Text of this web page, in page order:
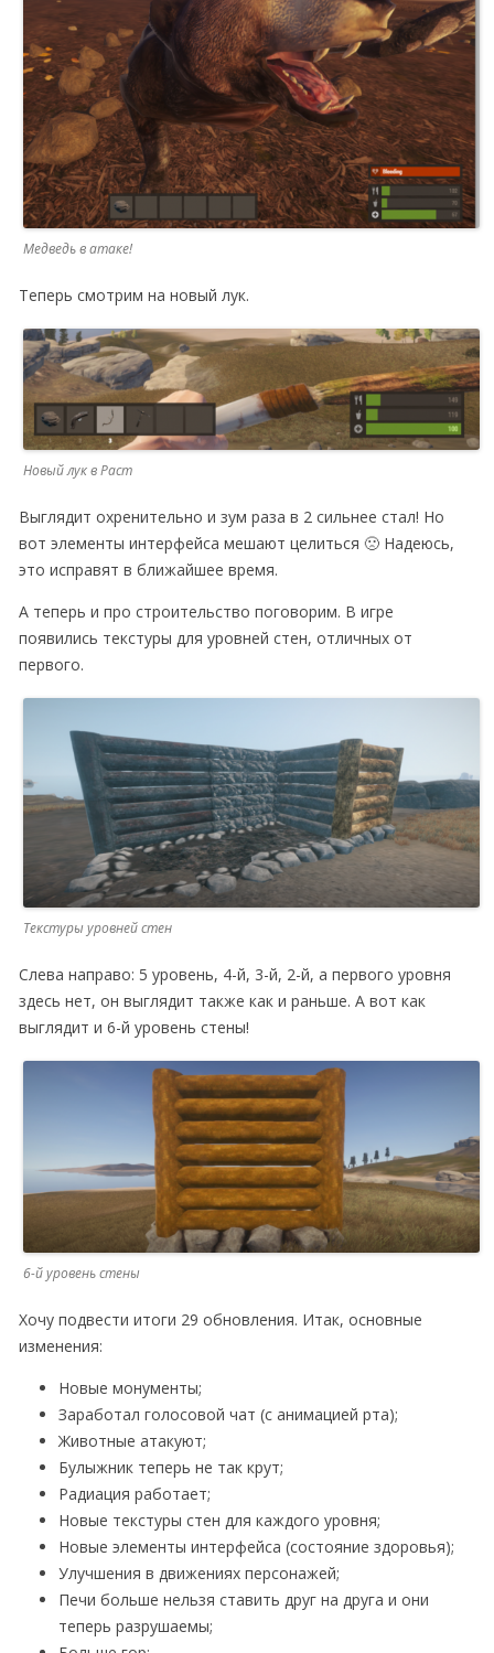
Медведь в атаке!
Теперь смотрим на новый лук.
Новый лук в Раст
Выглядит охренительно и зум раза в 2 сильнее стал! Но
вот элементы интерфейса мешают целиться 🙁 Надеюсь,
это исправят в ближайшее время.
А теперь и про строительство поговорим. В игре
появились текстуры для уровней стен, отличных от
первого.
Текстуры уровней стен
Слева направо: 5 уровень, 4-й, 3-й, 2-й, а первого уровня
здесь нет, он выглядит также как и раньше. А вот как
выглядит и 6-й уровень стены!
6-й уровень стены
Хочу подвести итоги 29 обновления. Итак, основные
изменения:
Новые монументы;
Заработал голосовой чат (с анимацией рта);
Животные атакуют;
Булыжник теперь не так крут;
Радиация работает;
Новые текстуры стен для каждого уровня;
Новые элементы интерфейса (состояние здоровья);
Улучшения в движениях персонажей;
Печи больше нельзя ставить друг на друга и они
теперь разрушаемы;